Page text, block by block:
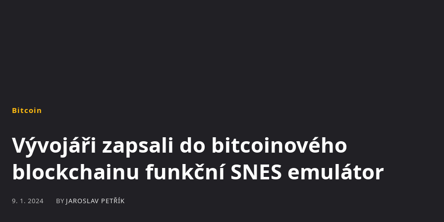
Bitcoin
Vývojáři zapsali do bitcoinového
blockchainu funkční SNES emulátor
9. 1. 2024 BY JAROSLAV PETŘÍK